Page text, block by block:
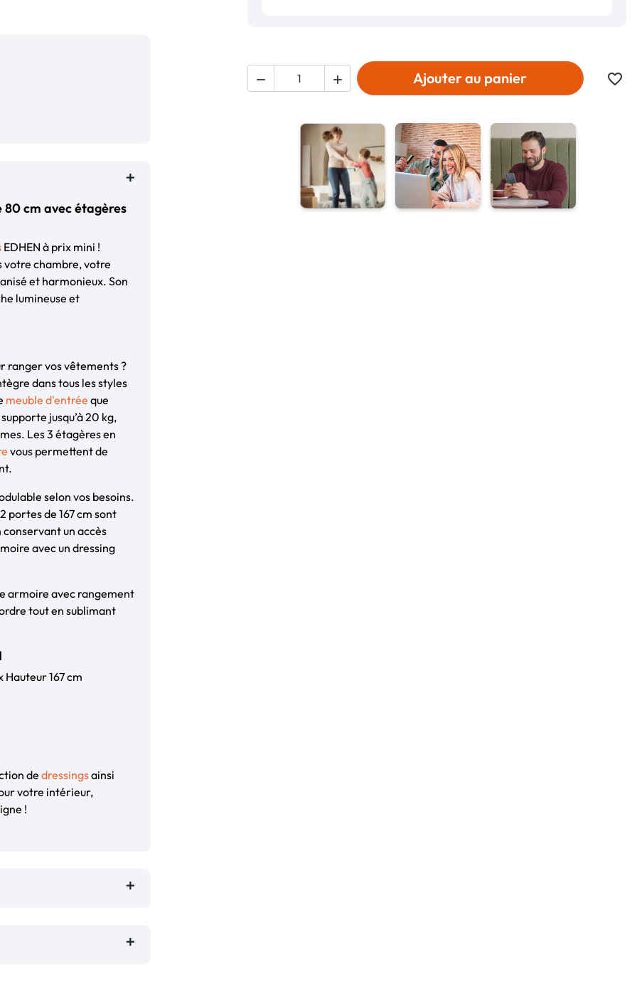
cm avec étagères
EDHEN à prix mini !
votre chambre, votre
et harmonieux. Son
lumineuse et
ranger vos vêtements ?
dans tous les styles
meuble d'entrée que
jusqu’à 20 kg,
Les 3 étagères en
vous permettent de
selon vos besoins.
portes de 167 cm sont
un accès
avec un dressing
armoire avec rangement
tout en sublimant
167 cm
de dressingsainsi
votre intérieur,
!
  Ajouter au panier favorite_border